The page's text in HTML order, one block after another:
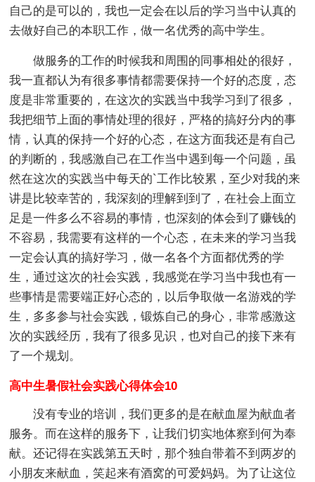
自己的是可以的，我也一定会在以后的学习当中认真的
去做好自己的本职工作，做一名优秀的高中学生。
做服务的工作的时候我和周围的同事相处的很好，
我一直都认为有很多事情都需要保持一个好的态度，态
度是非常重要的，在这次的实践当中我学习到了很多，
我把细节上面的事情处理的很好，严格的搞好分内的事
情，认真的保持一个好的心态，在这方面我还是有自己
的判断的，我感激自己在工作当中遇到每一个问题，虽
然在这次的实践当中每天的`工作比较累，至少对我的来
讲是比较幸苦的，我深刻的理解到到了，在社会上面立
足是一件多么不容易的事情，也深刻的体会到了赚钱的
不容易，我需要有这样的一个心态，在未来的学习当我
一定会认真的搞好学习，做一名各个方面都优秀的学
生，通过这次的社会实践，我感觉在学习当中我也有一
些事情是需要端正好心态的，以后争取做一名游戏的学
生，多多参与社会实践，锻炼自己的身心，非常感激这
次的实践经历，我有了很多见识，也对自己的接下来有
了一个规划。
高中生暑假社会实践心得体会10
没有专业的培训，我们更多的是在献血屋为献血者
服务。而在这样的服务下，让我们切实地体察到何为奉
献。还记得在实践第五天时，那个独自带着不到两岁的
小朋友来献血，笑起来有酒窝的可爱妈妈。为了让这位